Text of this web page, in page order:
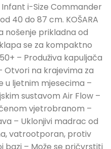
Infant i-Size Commander
40 do 87 cm. KOŠARA
nošenje prikladna od
se za kompaktno
– Produživa kapuljača
na krajevima za
u ljetnim mjesecima –
sustavom Air Flow –
vjetrobranom –
– Uklonjivi madrac od
vatrootporan, protiv